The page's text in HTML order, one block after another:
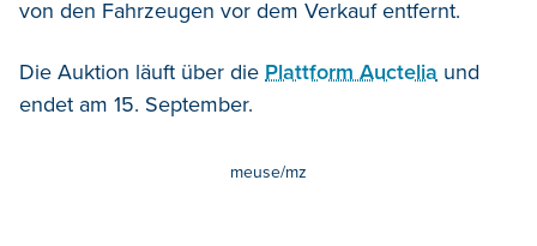
von den Fahrzeugen vor dem Verkauf entfernt.
Die Auktion läuft über die Plattform Auctelia und
endet am 15. September.
meuse/mz